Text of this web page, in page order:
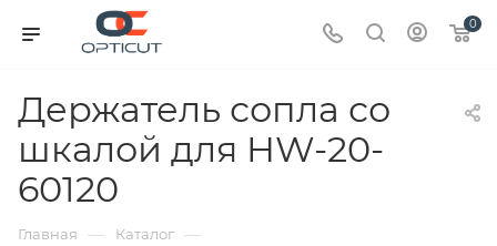
0
Держатель сопла со
шкалой для HW-20-
60120
Главная — Каталог —